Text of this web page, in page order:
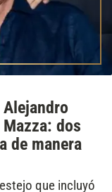
dos
de manera
que incluyó